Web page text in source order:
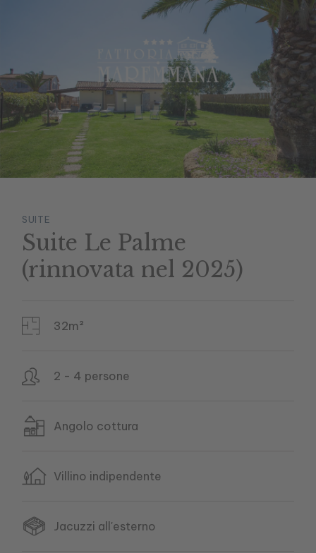
SUITE
Suite Le Palme
(rinnovata nel 2025)
32m²
2 - 4 persone
Angolo cottura
Villino indipendente
Jacuzzi all'esterno